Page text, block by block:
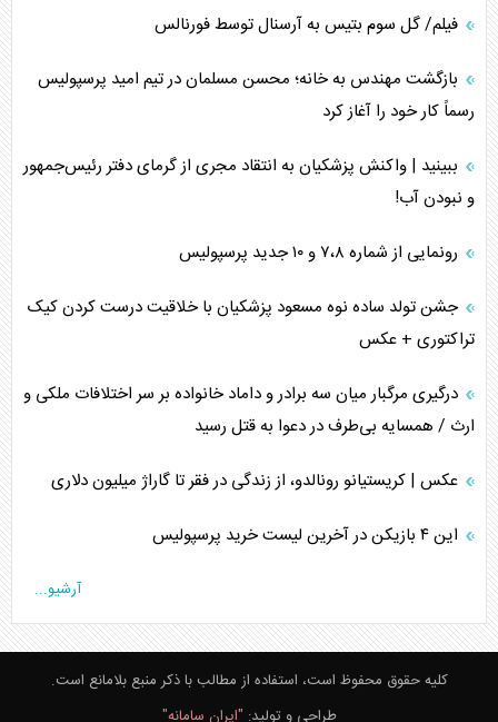
فیلم/ گل سوم بتیس به آرسنال توسط فورنالس
بازگشت مهندس به خانه؛ محسن مسلمان در تیم امید پرسپولیس
رسماً کار خود را آغاز کرد
ببینید | واکنش پزشکیان به انتقاد مجری از گرمای دفتر رئیس‌جمهور
و نبودن آب!
رونمایی از شماره ۷،۸ و ۱۰ جدید پرسپولیس
جشن تولد ساده نوه مسعود پزشکیان با خلاقیت درست کردن کیک
تراکتوری + عکس
درگیری مرگبار میان سه برادر و داماد خانواده بر سر اختلافات ملکی و
ارث / همسایه بی‌طرف در دعوا به قتل رسید
عکس | کریستیانو رونالدو، از زندگی در فقر تا گاراژ میلیون دلاری
این ۴ بازیکن در آخرین لیست خرید پرسپولیس
آرشیو...
کلیه حقوق محفوظ است، استفاده از مطالب با ذکر منبع بلامانع است.
طراحی و تولید: "ایران سامانه"